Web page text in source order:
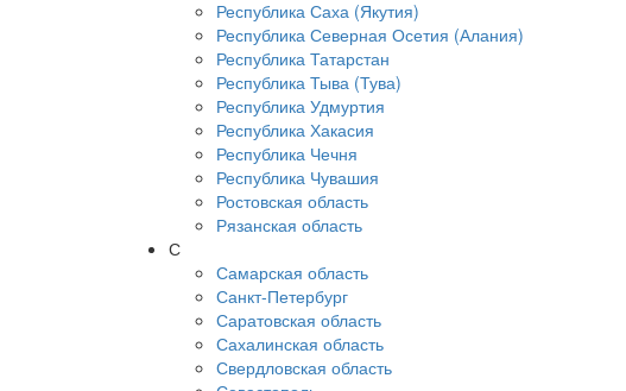
Республика Саха (Якутия)
Республика Северная Осетия (Алания)
Республика Татарстан
Республика Тыва (Тува)
Республика Удмуртия
Республика Хакасия
Республика Чечня
Республика Чувашия
Ростовская область
Рязанская область
С
Самарская область
Санкт-Петербург
Саратовская область
Сахалинская область
Свердловская область